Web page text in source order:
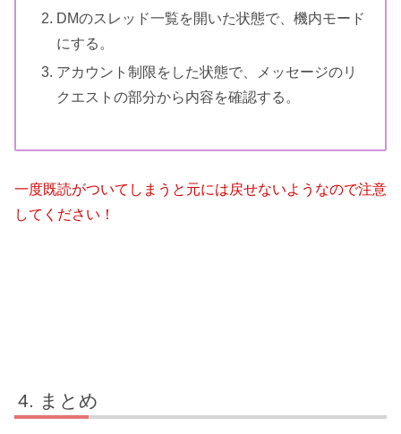
DMのスレッド一覧を開いた状態で、機内モード
にする。
アカウント制限をした状態で、メッセージのリ
クエストの部分から内容を確認する。
一度既読がついてしまうと元には戻せないようなので注意
してください！
まとめ